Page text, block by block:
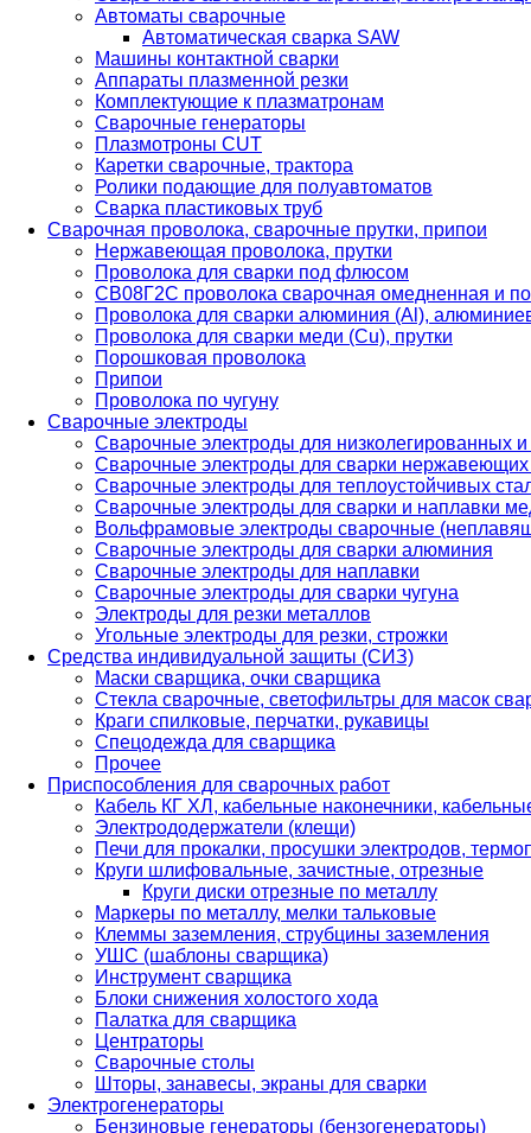
Автоматы сварочные
Автоматическая сварка SAW
Машины контактной сварки
Аппараты плазменной резки
Комплектующие к плазматронам
Сварочные генераторы
Плазмотроны CUT
Каретки сварочные, трактора
Ролики подающие для полуавтоматов
Сварка пластиковых труб
Сварочная проволока, сварочные прутки, припои
Нержавеющая проволока, прутки
Проволока для сварки под флюсом
СВ08Г2С проволока сварочная омедненная и
Проволока для сварки алюминия (Al),
Проволока для сварки меди (Cu), прутки
Порошковая проволока
Припои
Проволока по чугуну
Сварочные электроды
Сварочные электроды для низколегированных и
Сварочные электроды для сварки
Сварочные электроды для теплоустойчивых
Сварочные электроды для сварки и наплавки
Вольфрамовые электроды сварочные
Сварочные электроды для сварки алюминия
Сварочные электроды для наплавки
Сварочные электроды для сварки чугуна
Электроды для резки металлов
Угольные электроды для резки, строжки
Средства индивидуальной защиты (СИЗ)
Маски сварщика, очки сварщика
Стекла сварочные, светофильтры для масок
Краги спилковые, перчатки, рукавицы
Спецодежда для сварщика
Прочее
Приспособления для сварочных работ
Кабель КГ ХЛ, кабельные наконечники,
Электрододержатели (клещи)
Печи для прокалки, просушки электродов,
Круги шлифовальные, зачистные, отрезные
Круги диски отрезные по металлу
Маркеры по металлу, мелки тальковые
Клеммы заземления, струбцины заземления
УШС (шаблоны сварщика)
Инструмент сварщика
Блоки снижения холостого хода
Палатка для сварщика
Центраторы
Сварочные столы
Шторы, занавесы, экраны для сварки
Электрогенераторы
Бензиновые генераторы (бензогенераторы)